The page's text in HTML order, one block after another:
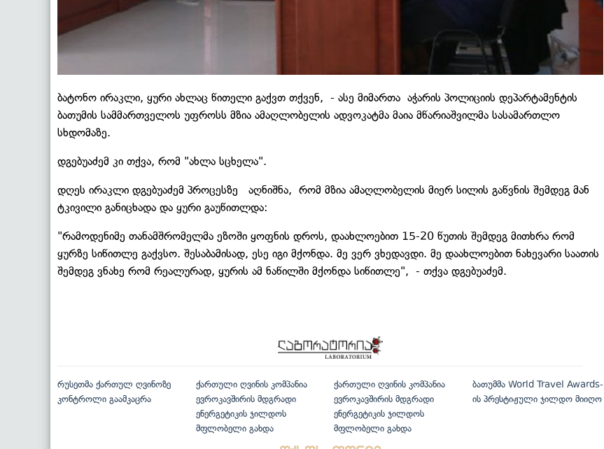
ბატონო ირაკლი, ყური ახლაც წითელი გაქვთ თქვენ, - ასე მიმართა აჭარის პოლიციის დეპარტამენტის
ბათუმის სამმართველოს უფროსს მზია ამაღლობელის ადვოკატმა მაია მწარიაშვილმა სასამართლო
სხდომაზე.
დგებუაძემ კი თქვა, რომ "ახლა სცხელა".
დღეს ირაკლი დგებუაძემ პროცესზე აღნიშნა, რომ მზია ამაღლობელის მიერ სილის გაწვნის შემდეგ მან
ტკივილი განიცხადა და ყური გაუწითლდა:
"რამოდენიმე თანამშრომელმა ეზოში ყოფნის დროს, დაახლოებით 15-20 წუთის შემდეგ მითხრა რომ
ყურზე სიწითლე გაქვსო. შესაბამისად, ესე იგი მქონდა. მე ვერ ვხედავდი. მე დაახლოებით ნახევარი საათის
შემდეგ ვნახე რომ რეალურად, ყურის ამ ნაწილში მქონდა სიწითლე", - თქვა დგებუაძემ.
რუსეთმა ქართულ ღვინოზე
კონტროლი გაამკაცრა
ქართული ღვინის კომპანია
ევროკავშირის მდგრადი
ენერგეტიკის ჯილდოს
მფლობელი გახდა
ქართული ღვინის კომპანია
ევროკავშირის მდგრადი
ენერგეტიკის ჯილდოს
მფლობელი გახდა
ბათუმმა World Travel Awards-
ის პრესტიჟული ჯილდო მიიღო